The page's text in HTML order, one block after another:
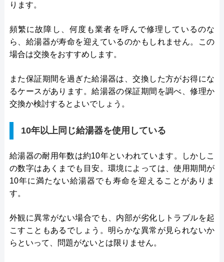
ります。
頻繁に故障し、何度も業者を呼んで修理しているのな
ら、給湯器が寿命を迎えているのかもしれません。この
場合は交換をおすすめします。
また保証期間を過ぎた給湯器は、交換した方がお得にな
るケースがあります。給湯器の保証期間を調べ、修理か
交換か検討するとよいでしょう。
10年以上同じ給湯器を使用している
給湯器の耐用年数は約10年といわれています。しかしこ
の数字はあくまでも目安。環境によっては、使用期間が
10年に満たない給湯器でも寿命を迎えることがありま
す。
外観に異常がない場合でも、内部が劣化しトラブルを起
こすこともあるでしょう。明らかな異常が見られないか
らといって、問題がないとは限りません。